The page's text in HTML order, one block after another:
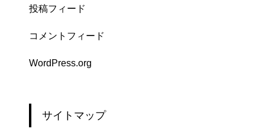
投稿フィード
コメントフィード
WordPress.org
サイトマップ